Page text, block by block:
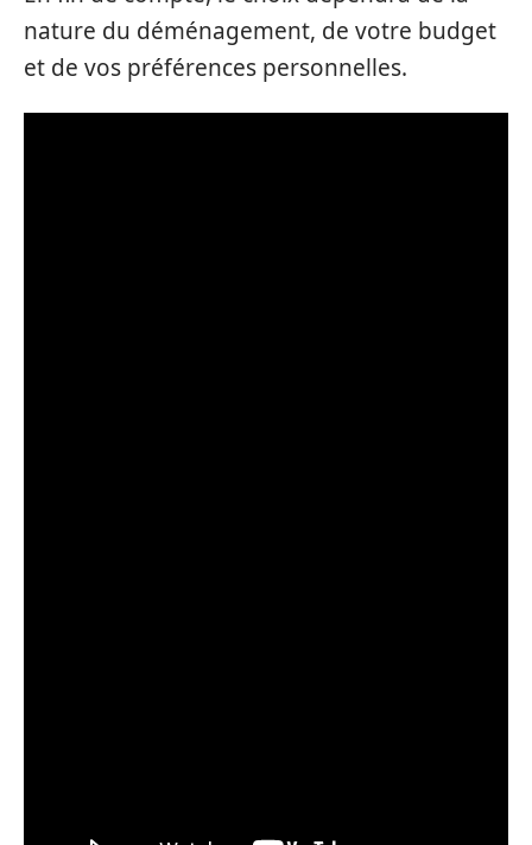
nature du déménagement, de votre budget
et de vos préférences personnelles.